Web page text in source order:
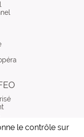
le contrôle sur